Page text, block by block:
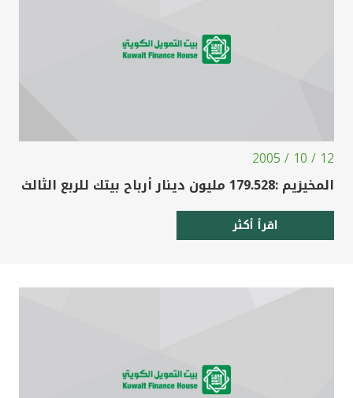
12 / 10 / 2005
المخيزيم :179.528 مليون دينار أرباح بيتك للربع الثالث
اقرأ أكثر